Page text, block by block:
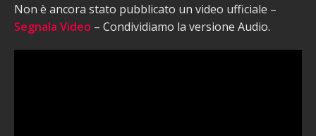
Non è ancora stato pubblicato un video ufficiale –
Segnala Video – Condividiamo la versione Audio.